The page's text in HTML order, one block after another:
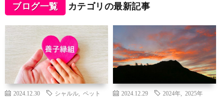
ブログ一覧 カテゴリの最新記事
2024.12.30 シャルル ペット 2024.12.29 2024年 2025年